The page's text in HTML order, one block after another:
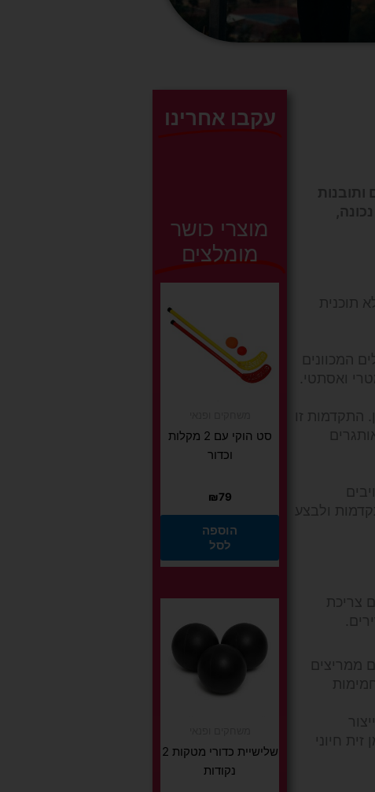
תוכנית
המכוונים
ואסתטי.
התקדמות זו
ולבצע
צריכת
ממריצים
חיוני
עקבו אחרינו
מוצרי כושר
מומלצים
סט הוקי עם 2 מקלות
וכדור
₪79
הוספה
לסל
שלישיית כדורי מטקות 2
נקודות